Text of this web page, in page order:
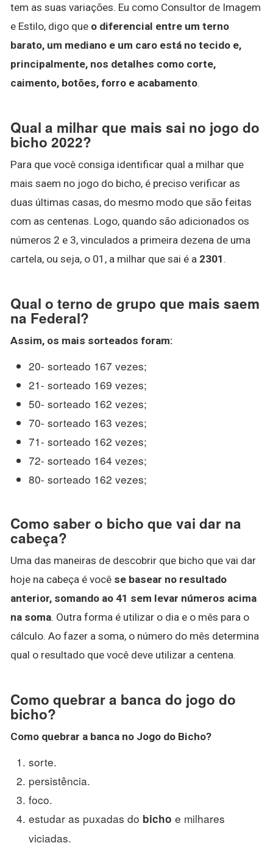
tem as suas variações. Eu como Consultor de Imagem
e Estilo, digo que o diferencial entre um terno
barato, um mediano e um caro está no tecido e,
principalmente, nos detalhes como corte,
caimento, botões, forro e acabamento.
Qual a milhar que mais sai no jogo do
bicho 2022?
Para que você consiga identificar qual a milhar que
mais saem no jogo do bicho, é preciso verificar as
duas últimas casas, do mesmo modo que são feitas
com as centenas. Logo, quando são adicionados os
números 2 e 3, vinculados a primeira dezena de uma
cartela, ou seja, o 01, a milhar que sai é a 2301 .
Qual o terno de grupo que mais saem
na Federal?
Assim, os mais sorteados foram:
20- sorteado 167 vezes;
21- sorteado 169 vezes;
50- sorteado 162 vezes;
70- sorteado 163 vezes;
71- sorteado 162 vezes;
72- sorteado 164 vezes;
80- sorteado 162 vezes;
Como saber o bicho que vai dar na
cabeça?
Uma das maneiras de descobrir que bicho que vai dar
hoje na cabeça é você se basear no resultado
anterior, somando ao 41 sem levar números acima
na soma. Outra forma é utilizar o dia e o mês para o
cálculo. Ao fazer a soma, o número do mês determina
qual o resultado que você deve utilizar a centena.
Como quebrar a banca do jogo do
bicho?
Como quebrar a banca no Jogo do Bicho?
sorte.
persistência.
foco.
estudar as puxadas do bicho e milhares
viciadas.